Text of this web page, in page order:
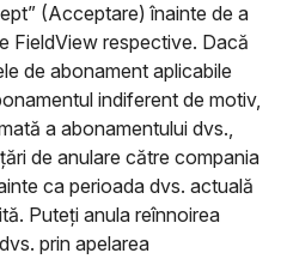
(Acceptare) înainte de a
FieldView respective. Dacă
de abonament aplicabile
indiferent de motiv,
a abonamentului dvs.,
de anulare către compania
ca perioada dvs. actuală
Puteți anula reînnoirea
prin apelarea